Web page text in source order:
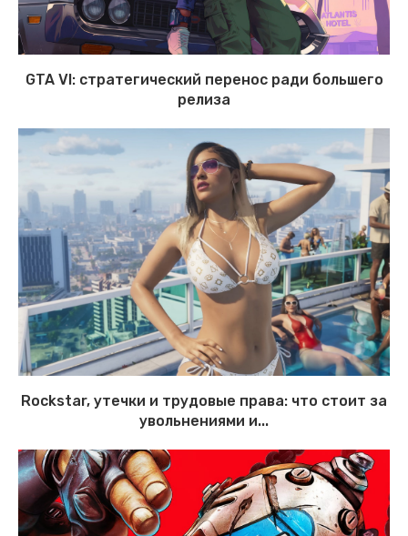
GTA VI: стратегический перенос ради большего
релиза
Rockstar, утечки и трудовые права: что стоит за
увольнениями и...